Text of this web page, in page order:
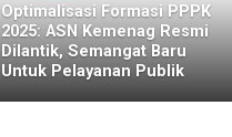
Optimalisasi Formasi PPPK
2025: ASN Kemenag Resmi
Dilantik, Semangat Baru
Untuk Pelayanan Publik